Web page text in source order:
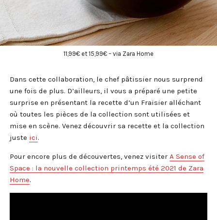
11,99€ et 15,99€ – via Zara Home
Dans cette collaboration, le chef pâtissier nous surprend
une fois de plus. D’ailleurs, il vous a préparé une petite
surprise en présentant la recette d’un Fraisier alléchant
où toutes les pièces de la collection sont utilisées et
mise en scène. Venez découvrir sa recette et la collection
juste ici.
Pour encore plus de découvertes, venez visiter A Sense of
Space : la nouvelle collection printemps été 2021 de Zara
Home.